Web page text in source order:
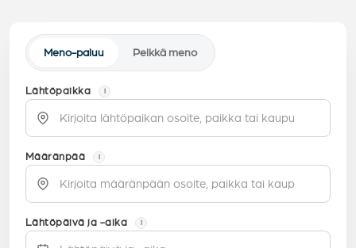
Meno-paluu Pelkkä meno
Lähtöpaikka i
Määränpää i
Lähtöpäivä ja -aika i